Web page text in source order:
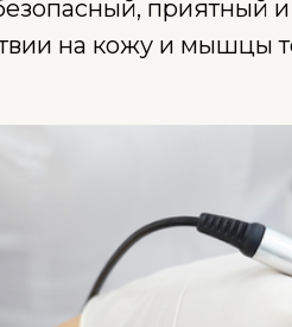
приятный
на кожу и мышцы